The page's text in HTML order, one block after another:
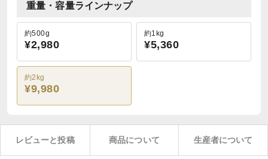
重量・容量ラインナップ
約500g
¥2,980
約1kg
¥5,360
約2kg
¥9,980
レビューと投稿 商品について 生産者について